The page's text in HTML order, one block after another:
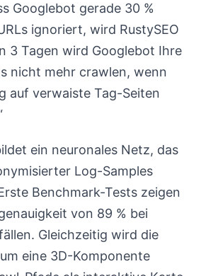
Googlebot gerade 30 %
ignoriert, wird RustySEO
3 Tagen wird Googlebot Ihre
nicht mehr crawlen, wenn
auf verwaiste Tag-Seiten
ein neuronales Netz, das
Log-Samples
Benchmark-Tests zeigen
von 89 % bei
Gleichzeitig wird die
eine 3D-Komponente